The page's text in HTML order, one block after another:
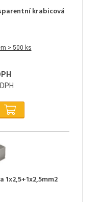
krabicová
> 500 ks
1x2,5+1x2,5mm2